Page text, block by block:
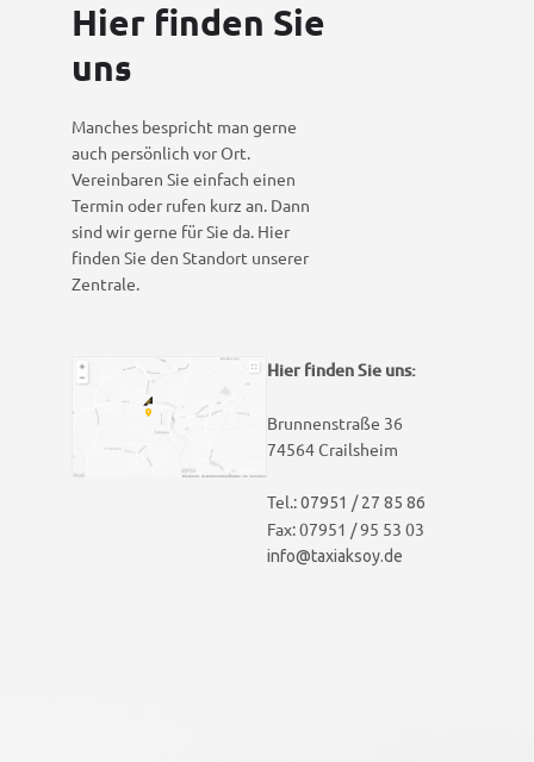
Hier finden Sie
uns
Manches bespricht man gerne
auch persönlich vor Ort.
Vereinbaren Sie einfach einen
Termin oder rufen kurz an. Dann
sind wir gerne für Sie da. Hier
finden Sie den Standort unserer
Zentrale.
Hier finden Sie uns:
Brunnenstraße 36
74564 Crailsheim
Tel.:07951 / 27 85 86
Fax: 07951 / 95 53 03
info@taxiaksoy.de